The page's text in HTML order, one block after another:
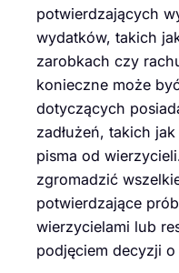
potwierdzających
wydatków, takich
zarobkach czy
konieczne może
dotyczących
zadłużeń, takich
pisma od
zgromadzić
potwierdzające
wierzycielami lub
podjęciem decyzji o